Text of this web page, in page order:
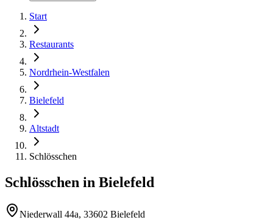
Start
Restaurants
Nordrhein-Westfalen
Bielefeld
Altstadt
Schlösschen
Schlösschen in Bielefeld
Niederwall 44a, 33602 Bielefeld